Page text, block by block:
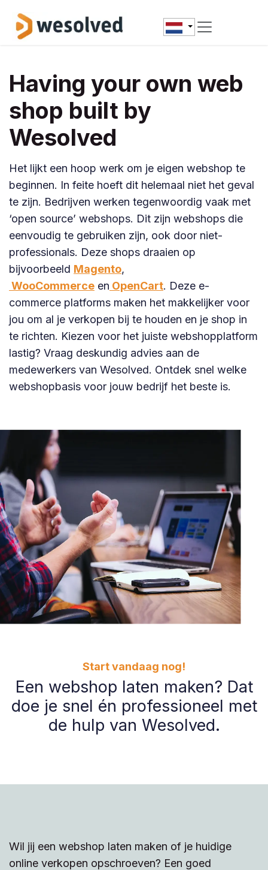
Having your own web
shop built by
Wesolved
Het lijkt een hoop werk om je eigen webshop te
beginnen. In feite hoeft dit helemaal niet het geval
te zijn. Bedrijven werken tegenwoordig vaak met
‘open source’ webshops. Dit zijn webshops die
eenvoudig te gebruiken zijn, ook door niet-
professionals. Deze shops draaien op
bijvoorbeeld Magento,
WooCommerce en OpenCart. Deze e-
commerce platforms maken het makkelijker voor
jou om al je verkopen bij te houden en je shop in
te richten. Kiezen voor het juiste webshopplatform
lastig? Vraag deskundig advies aan de
medewerkers van Wesolved. Ontdek snel welke
webshopbasis voor jouw bedrijf het beste is.
Start vandaag nog!
Een webshop laten maken? Dat
doe je snel én professioneel met
de hulp van Wesolved.
Wil jij een webshop laten maken of je huidige
online verkopen opschroeven? Een goed